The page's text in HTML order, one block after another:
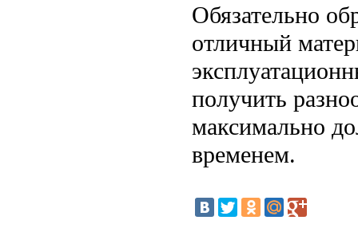
Обязательно
отличный
получить
максимально
временем.